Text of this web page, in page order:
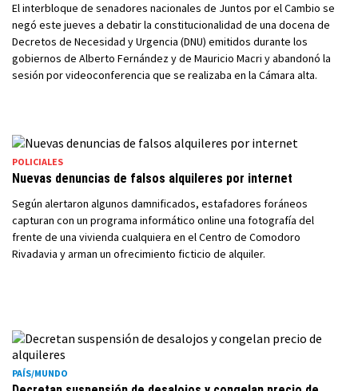
El interbloque de senadores nacionales de Juntos por el Cambio se
negó este jueves a debatir la constitucionalidad de una docena de
Decretos de Necesidad y Urgencia (DNU) emitidos durante los
gobiernos de Alberto Fernández y de Mauricio Macri y abandonó la
sesión por videoconferencia que se realizaba en la Cámara alta.
POLICIALES
Nuevas denuncias de falsos alquileres por internet
Según alertaron algunos damnificados, estafadores foráneos
capturan con un programa informático online una fotografía del
frente de una vivienda cualquiera en el Centro de Comodoro
Rivadavia y arman un ofrecimiento ficticio de alquiler.
PAÍS/MUNDO